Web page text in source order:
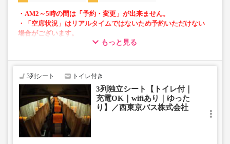
・AM2～5時の間は「予約・変更」が出来ません。
・「空席状況」はリアルタイムではないため予約いただけない
場合がございます。
・車両は予告なく変更となる場合がございます。これに伴い、
じめご了承ください。
もっと見る
3列シート トイレ付き
3列独立シート【トイレ付｜
充電OK｜wifiあり｜ゆった
り】／西東京バス株式会社